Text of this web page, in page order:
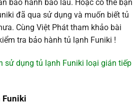
bảo hành bao lâu. Hoặc có thể bạn
đã qua sử dụng và muốn biết tủ
Cùng Việt Phát tham khảo bài
tra bảo hành tủ lạnh Funiki !
sử dụng tủ lạnh Funiki loại gián tiếp
Funiki